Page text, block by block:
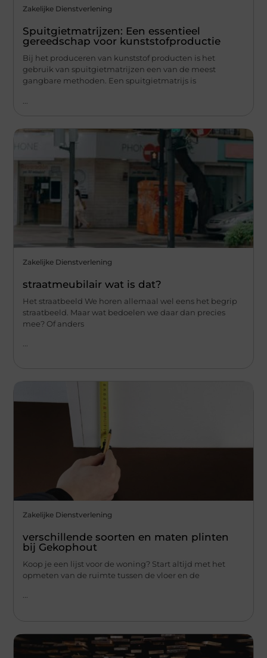
Zakelijke Dienstverlening
Spuitgietmatrijzen: Een essentieel
gereedschap voor kunststofproductie
Bij het produceren van kunststof producten is het
gebruik van spuitgietmatrijzen een van de meest
gangbare methoden. Een spuitgietmatrijs is
Zakelijke Dienstverlening
straatmeubilair wat is dat?
Het straatbeeld We horen allemaal wel eens het begrip
straatbeeld. Maar wat bedoelen we daar dan precies
mee? Of anders
Zakelijke Dienstverlening
verschillende soorten en maten plinten
bij Gekophout
Koop je een lijst voor de woning? Start altijd met het
opmeten van de ruimte tussen de vloer en de
...